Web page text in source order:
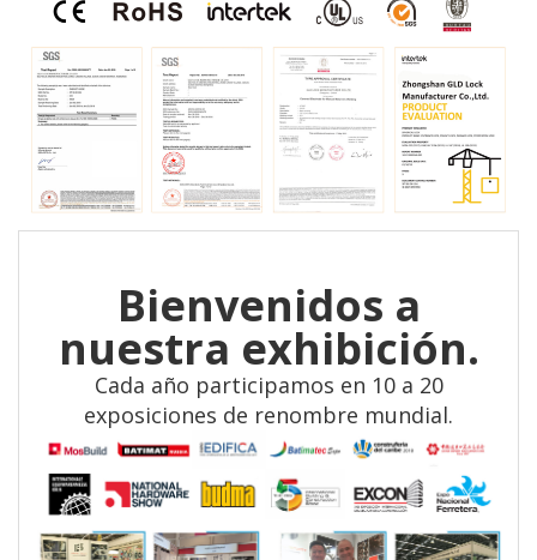
Bienvenidos a
nuestra exhibición.
Cada año participamos en 10 a 20
exposiciones de renombre mundial.